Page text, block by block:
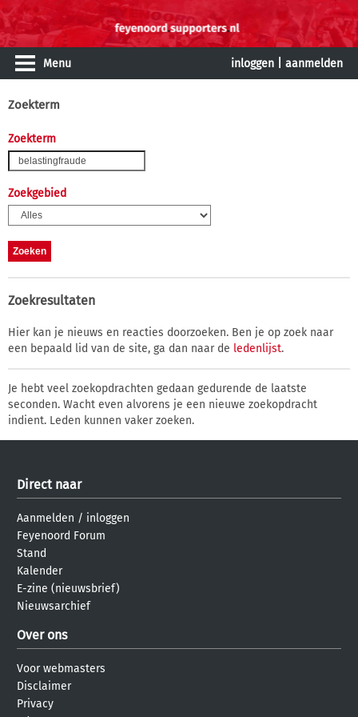
Menu inloggen aanmelden
Zoekterm
Zoekterm
Zoekgebied
Zoekresultaten
Hier kan je nieuws en reacties doorzoeken. Ben je op zoek naar
een bepaald lid van de site, ga dan naar de ledenlijst.
Je hebt veel zoekopdrachten gedaan gedurende de laatste
seconden. Wacht even alvorens je een nieuwe zoekopdracht
indient. Leden kunnen vaker zoeken.
Direct naar
Aanmelden / inloggen
Feyenoord Forum
Stand
Kalender
E-zine (nieuwsbrief)
Nieuwsarchief
Over ons
Voor webmasters
Disclaimer
Privacy